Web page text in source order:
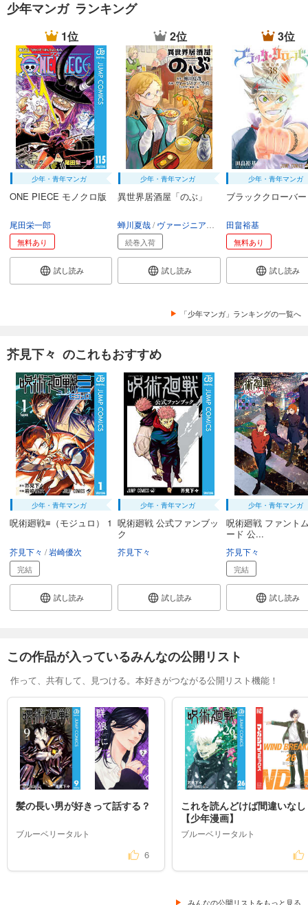
少年マンガ ランキング
1位
少年・青年マンガ
ONE PIECE モノクロ版
尾田栄一郎
無料あり
試し読み
2位
少年・青年マンガ
異世界居酒屋「のぶ」
蝉川夏哉 ヴァージニア二等兵 転
続巻入荷
試し読み
3位
少年・青年マンガ
ブラッククローバー
田畠裕基
無料あり
試し読み
「少年マンガ」ランキングの一覧へ
芥見下々 のこれもおすすめ
少年・青年マンガ
呪術廻戦≡（モジュロ） 1
芥見下々 岩崎優次
完結
試し読み
少年・青年マンガ
呪術廻戦 公式ファンブッ
ク
芥見下々
試し読み
少年・青年マンガ
呪術廻戦 ファント
ード 公...
芥見下々
完結
試し読み
この作品が入っているみんなの公開リスト
作って、共有して、見つける。本好きがつながる公開リスト機能！
髪の長い男が好きって話する？
ブルーベリータルト
6
これを読んどけば間違いな
【少年漫画】
ブルーベリータルト
みんなの公開リストをもっと見る